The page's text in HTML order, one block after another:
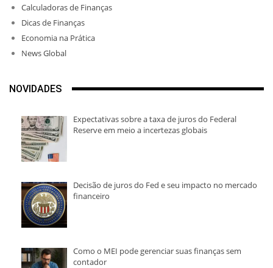
Calculadoras de Finanças
Dicas de Finanças
Economia na Prática
News Global
NOVIDADES
Expectativas sobre a taxa de juros do Federal
Reserve em meio a incertezas globais
Decisão de juros do Fed e seu impacto no mercado
financeiro
Como o MEI pode gerenciar suas finanças sem
contador